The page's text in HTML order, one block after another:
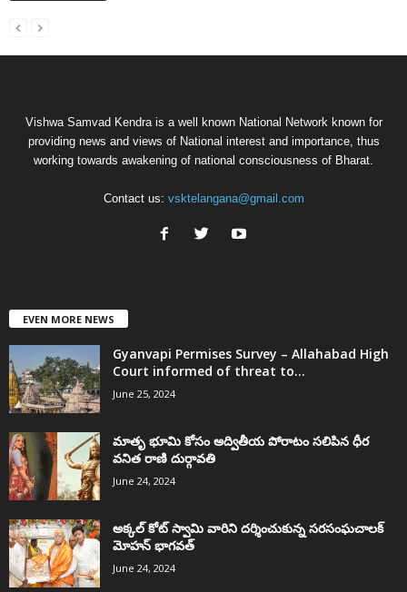
Vishwa Samvad Kendra is a well known National Network known for
providing news and views of National interest and importance, thus
working towards awakening of national consciousness of Bharat.
Contact us: vsktelangana@gmail.com
EVEN MORE NEWS
Gyanvapi Permises Survey – Allahabad High
Court informed of threat to...
June 25, 2024
మాతృ భూమి కోసం అద్వితీయ పోరాటం సలిపిన ధీర
వనిత రాణి దుర్గావతి
June 24, 2024
అక్కల్‌ కోట్‌ స్వామి వారిని దర్శించుకున్న సరసంఘచాలక్
మోహన్ భాగవత్
June 24, 2024